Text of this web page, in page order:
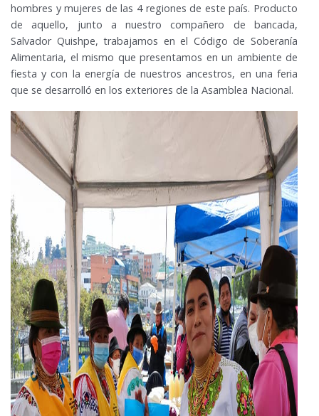
hombres y mujeres de las 4 regiones de este país. Producto
de aquello, junto a nuestro compañero de bancada,
Salvador Quishpe, trabajamos en el Código de Soberanía
Alimentaria, el mismo que presentamos en un ambiente de
fiesta y con la energía de nuestros ancestros, en una feria
que se desarrolló en los exteriores de la Asamblea Nacional.